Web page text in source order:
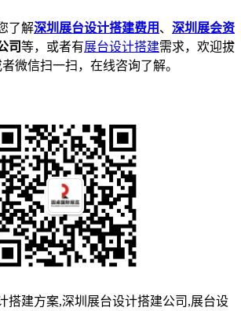
了解深圳展台设计搭建费用 、 深圳展会资
司等，或者有展台设计搭建需求，欢迎拔
微信扫一扫，在线咨询了解。
搭建方案,深圳展台设计搭建公司,展台设